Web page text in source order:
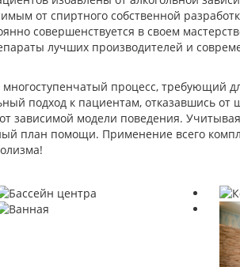
от спиртного собственной
совершенствуется в своем
лучших производителей и
процесс, требующий
подход к пациентам, отказавшись от
зависимой модели поведения.
план помощи. Применение всего